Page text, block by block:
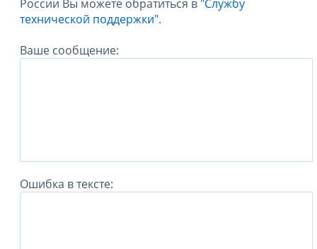
России Вы можете обратиться в "Службу
технической поддержки".
Ваше сообщение:
Ошибка в тексте: